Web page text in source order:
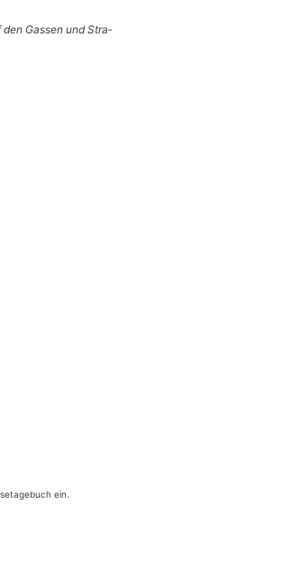
den Gas­sen und Stra­
ein.